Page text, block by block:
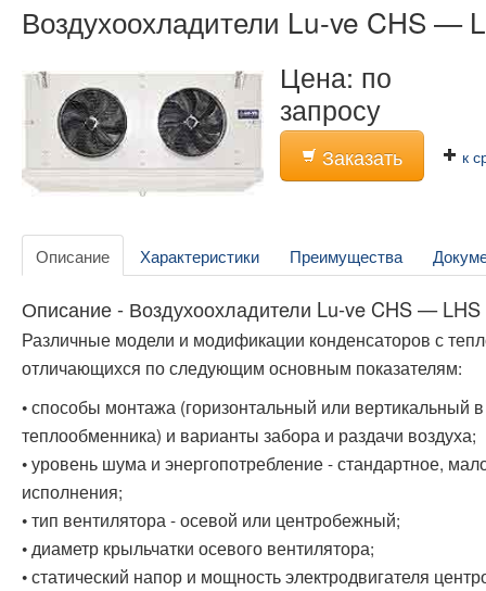
Воздухоохладители Lu-ve CHS —
Цена: по
запросу
Заказать к
Описание Характеристики Преимущества
Описание - Воздухоохладители Lu-ve CHS — LHS
Различные модели и модификации конденсаторов с
отличающихся по следующим основным показателям:
• способы монтажа (горизонтальный или вертикальный
теплообменника) и варианты забора и раздачи воздуха;
• уровень шума и энергопотребление - стандартное,
исполнения;
• тип вентилятора - осевой или центробежный;
• диаметр крыльчатки осевого вентилятора;
• статический напор и мощность электродвигателя